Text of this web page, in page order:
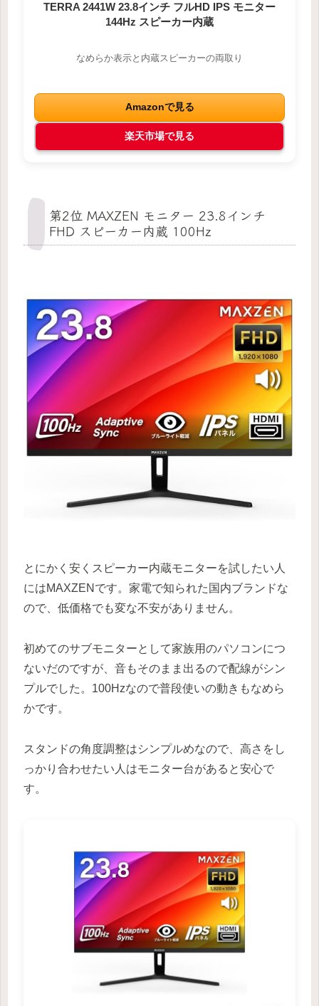
TERRA 2441W 23.8インチ フルHD IPS モニター
144Hz スピーカー内蔵
なめらか表示と内蔵スピーカーの両取り
Amazonで見る
楽天市場で見る
第2位 MAXZEN モニター 23.8インチ
FHD スピーカー内蔵 100Hz
とにかく安くスピーカー内蔵モニターを試したい人
にはMAXZENです。家電で知られた国内ブランドな
ので、低価格でも変な不安がありません。
初めてのサブモニターとして家族用のパソコンにつ
ないだのですが、音もそのまま出るので配線がシン
プルでした。100Hzなので普段使いの動きもなめら
かです。
スタンドの角度調整はシンプルめなので、高さをし
っかり合わせたい人はモニター台があると安心で
す。